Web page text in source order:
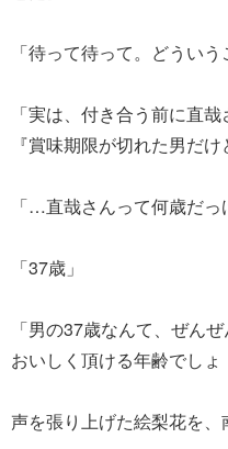
「待って待って。どういう
「実は、付き合う前に直
『賞味期限が切れた男だけ
「…直哉さんって何歳だっ
「37歳」
「男の37歳なんて、ぜん
おいしく頂ける年齢でしょ
声を張り上げた絵梨花を、